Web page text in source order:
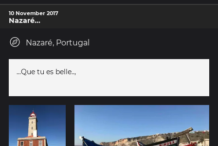
10 November 2017
Nazaré...
Nazaré, Portugal
...Que tu es belle..,